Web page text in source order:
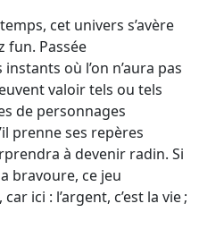
cet univers s’avère
fun. Passée
où l’on n’aura pas
valoir tels ou tels
de personnages
prenne ses repères
à devenir radin. Si
bravoure, ce jeu
ici : l’argent, c’est la vie ;